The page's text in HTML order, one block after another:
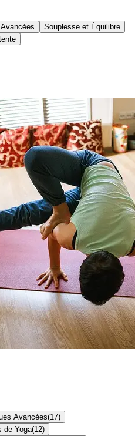
Souplesse et Équilibre
Avancées(17)
de Yoga(12)